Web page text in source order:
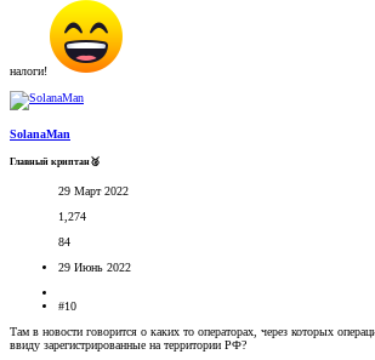
налоги!
SolanaMan
Главный криптан🥈
29 Март 2022
1,274
84
29 Июнь 2022
#10
Там в новости говорится о каких то операторах, через которых
ввиду зарегистрированные на территории РФ?